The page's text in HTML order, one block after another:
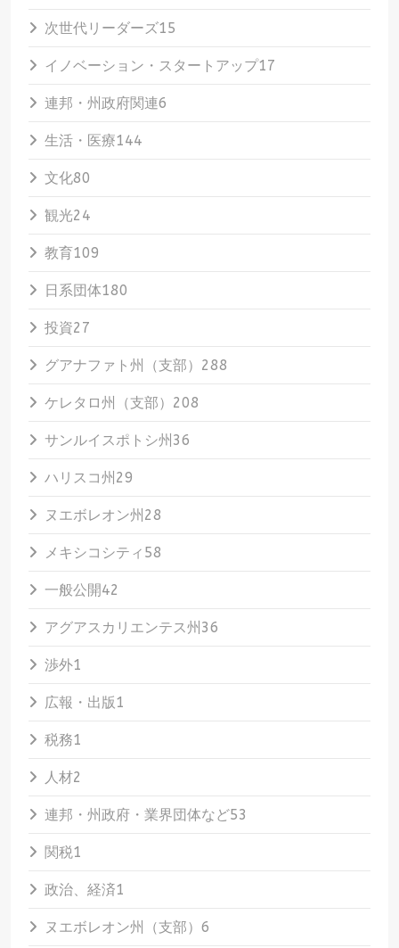
次世代リーダーズ15
イノベーション・スタートアップ17
連邦・州政府関連6
生活・医療144
文化80
観光24
教育109
日系団体180
投資27
グアナファト州（支部） 288
ケレタロ州（支部） 208
サンルイスポトシ州 36
ハリスコ州 29
ヌエボレオン州 28
メキシコシティ 58
一般公開42
アグアスカリエンテス州 36
渉外1
広報・出版1
税務1
人材2
連邦・州政府・業界団体など53
関税1
政治、経済1
ヌエボレオン州（支部） 6